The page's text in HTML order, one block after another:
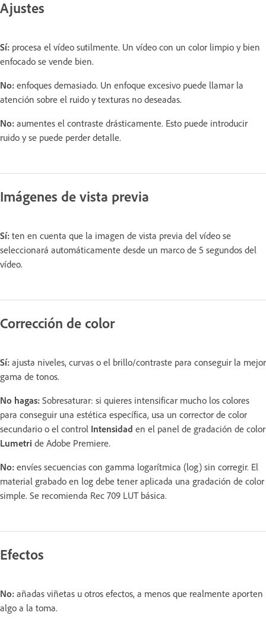
Ajustes
Sí: procesa el vídeo sutilmente. Un vídeo con un color limpio y bien
enfocado se vende bien.
No: enfoques demasiado. Un enfoque excesivo puede llamar la
atención sobre el ruido y texturas no deseadas.
No: aumentes el contraste drásticamente. Esto puede introducir
ruido y se puede perder detalle.
Imágenes de vista previa
Sí: ten en cuenta que la imagen de vista previa del vídeo se
seleccionará automáticamente desde un marco de 5 segundos del
vídeo.
Corrección de color
Sí: ajusta niveles, curvas o el brillo/contraste para conseguir la mejor
gama de tonos.
No hagas: Sobresaturar: si quieres intensificar mucho los colores
para conseguir una estética específica, usa un corrector de color
secundario o el control Intensidad en el panel de gradación de color
Lumetri de Adobe Premiere.
No: envíes secuencias con gamma logarítmica (log) sin corregir. El
material grabado en log debe tener aplicada una gradación de color
simple. Se recomienda Rec 709 LUT básica.
Efectos
No: añadas viñetas u otros efectos, a menos que realmente aporten
algo a la toma.